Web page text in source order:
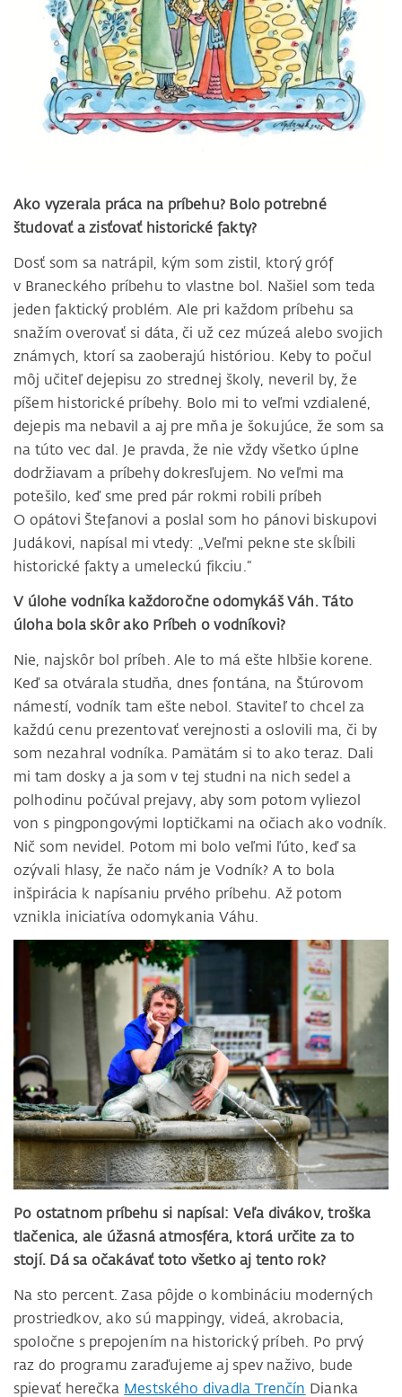
Ako vyzerala práca na príbehu? Bolo potrebné
študovať a zisťovať historické fakty?
Dosť som sa natrápil, kým som zistil, ktorý gróf
v Braneckého príbehu to vlastne bol. Našiel som teda
jeden faktický problém. Ale pri každom príbehu sa
snažím overovať si dáta, či už cez múzeá alebo svojich
známych, ktorí sa zaoberajú históriou. Keby to počul
môj učiteľ dejepisu zo strednej školy, neveril by, že
píšem historické príbehy. Bolo mi to veľmi vzdialené,
dejepis ma nebavil a aj pre mňa je šokujúce, že som sa
na túto vec dal. Je pravda, že nie vždy všetko úplne
dodržiavam a príbehy dokresľujem. No veľmi ma
potešilo, keď sme pred pár rokmi robili príbeh
O opátovi Štefanovi a poslal som ho pánovi biskupovi
Judákovi, napísal mi vtedy: „Veľmi pekne ste skĺbili
historické fakty a umeleckú fikciu.“
V úlohe vodníka každoročne odomykáš Váh. Táto
úloha bola skôr ako Príbeh o vodníkovi?
Nie, najskôr bol príbeh. Ale to má ešte hlbšie korene.
Keď sa otvárala studňa, dnes fontána, na Štúrovom
námestí, vodník tam ešte nebol. Staviteľ to chcel za
každú cenu prezentovať verejnosti a oslovili ma, či by
som nezahral vodníka. Pamätám si to ako teraz. Dali
mi tam dosky a ja som v tej studni na nich sedel a
polhodinu počúval prejavy, aby som potom vyliezol
von s pingpongovými loptičkami na očiach ako vodník.
Nič som nevidel. Potom mi bolo veľmi ľúto, keď sa
ozývali hlasy, že načo nám je Vodník? A to bola
inšpirácia k napísaniu prvého príbehu. Až potom
vznikla iniciatíva odomykania Váhu.
Po ostatnom príbehu si napísal: Veľa divákov, troška
tlačenica, ale úžasná atmosféra, ktorá určite za to
stojí. Dá sa očakávať toto všetko aj tento rok?
Na sto percent. Zasa pôjde o kombináciu moderných
prostriedkov, ako sú mappingy, videá, akrobacia,
spoločne s prepojením na historický príbeh. Po prvý
raz do programu zaraďujeme aj spev naživo, bude
spievať herečka Mestského divadla Trenčín Dianka